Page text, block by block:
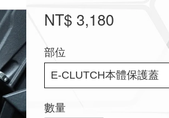
NT$ 3,180
部位
數量